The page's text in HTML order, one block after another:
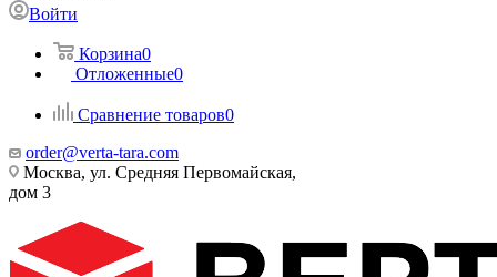
Войти
Корзина0
Отложенные0
Сравнение товаров0
order@verta-tara.com
Москва, ул. Средняя Первомайская,
дом 3